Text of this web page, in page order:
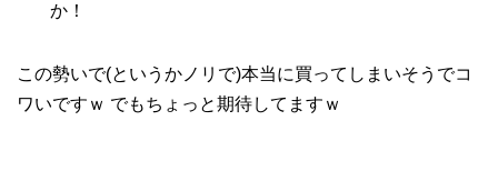
か！
この勢いで(というかノリで)本当に買ってしまいそうでコ
ワいですｗ でもちょっと期待してますｗ